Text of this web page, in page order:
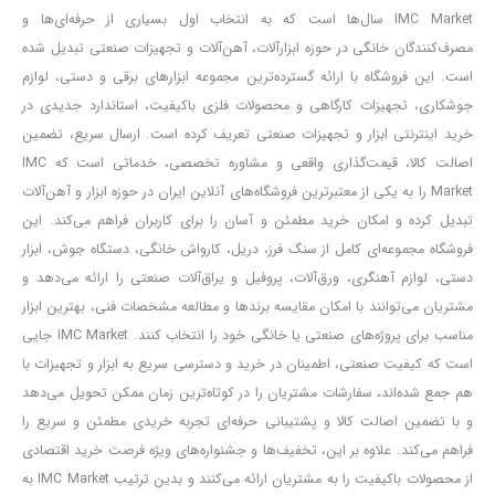
مشخصات فنی پلیت فولادی ۱۰ میلی‌متری ST37:
ضخامت:۱۰ میلی‌متر
گرید فولاد: ST37 (نرمه ساختمانی)
IMC Market سال‌ها است که به انتخاب اول بسیاری از حرفه‌ای‌ها و
مصرف‌کنندگان خانگی در حوزه ابزارآلات، آهن‌آلات و تجهیزات صنعتی تبدیل شده
است. این فروشگاه با ارائه گسترده‌ترین مجموعه ابزارهای برقی و دستی، لوازم
جوشکاری، تجهیزات کارگاهی و محصولات فلزی باکیفیت، استاندارد جدیدی در
خرید اینترنتی ابزار و تجهیزات صنعتی تعریف کرده است. ارسال سریع، تضمین
اصالت کالا، قیمت‌گذاری واقعی و مشاوره تخصصی، خدماتی است که IMC
Market را به یکی از معتبرترین فروشگاه‌های آنلاین ایران در حوزه ابزار و آهن‌آلات
تبدیل کرده و امکان خرید مطمئن و آسان را برای کاربران فراهم می‌کند. این
فروشگاه مجموعه‌ای کامل از سنگ فرز، دریل، کارواش خانگی، دستگاه جوش، ابزار
دستی، لوازم آهنگری، ورق‌آلات، پروفیل و یراق‌آلات صنعتی را ارائه می‌دهد و
مشتریان می‌توانند با امکان مقایسه برندها و مطالعه مشخصات فنی، بهترین ابزار
مناسب برای پروژه‌های صنعتی یا خانگی خود را انتخاب کنند. IMC Market جایی
است که کیفیت صنعتی، اطمینان در خرید و دسترسی سریع به ابزار و تجهیزات با
هم جمع شده‌اند، سفارشات مشتریان را در کوتاه‌ترین زمان ممکن تحویل می‌دهد
و با تضمین اصالت کالا و پشتیبانی حرفه‌ای تجربه خریدی مطمئن و سریع را
فراهم می‌کند. علاوه بر این، تخفیف‌ها و جشنواره‌های ویژه فرصت خرید اقتصادی
از محصولات باکیفیت را به مشتریان ارائه می‌کنند و بدین ترتیب IMC Market به